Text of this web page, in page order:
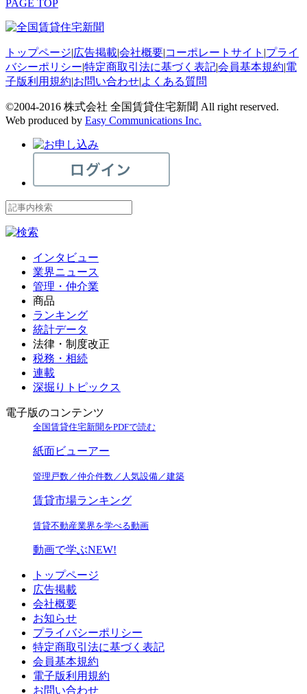
PAGE TOP
トップページ|広告掲載|会社概要|コーポレートサイト |プライ
バシーポリシー|特定商取引法に基づく表記|会員基本規約|電
子版利用規約|お問い合わせ|よくある質問
©2004-2016 株式会社 全国賃貸住宅新聞 All right reserved.
Web produced by Easy Communications Inc.
インタビュー
業界ニュース
管理・仲介業
商品
ランキング
統計データ
法律・制度改正
税務・相続
連載
深掘りトピックス
電子版のコンテンツ
全国賃貸住宅新聞をPDFで読む
紙面ビューアー
管理戸数／仲介件数／人気設備／建築
賃貸市場ランキング
賃貸不動産業界を学べる動画
動画で学ぶNEW!
トップページ
広告掲載
会社概要
お知らせ
プライバシーポリシー
特定商取引法に基づく表記
会員基本規約
電子版利用規約
お問い合わせ